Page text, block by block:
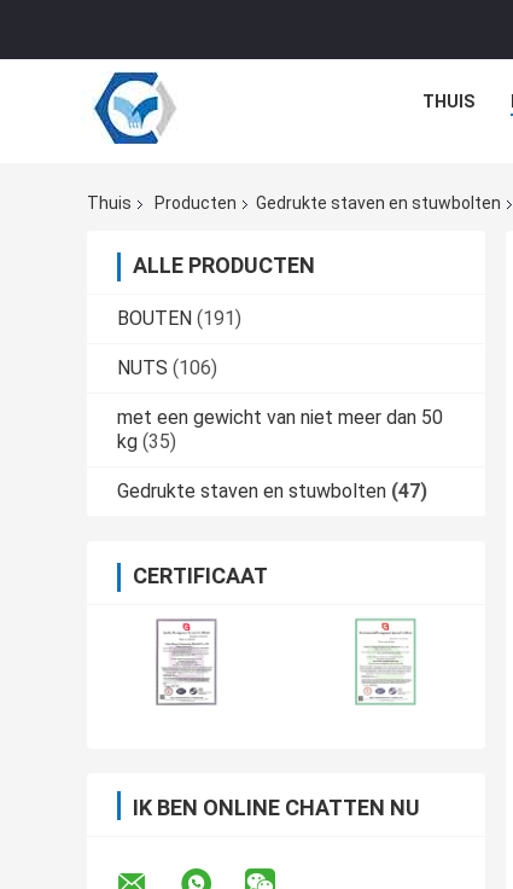
THUIS
Thuis Producten Gedrukte staven en stuwbolten
ALLE PRODUCTEN
BOUTEN (191)
NUTS (106)
met een gewicht van niet meer dan 50
kg (35)
Gedrukte staven en stuwbolten (47)
CERTIFICAAT
IK BEN ONLINE CHATTEN NU